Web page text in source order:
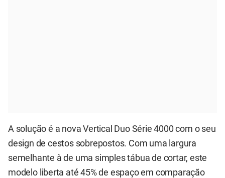
A solução é a nova Vertical Duo Série 4000 com o seu
design de cestos sobrepostos. Com uma largura
semelhante à de uma simples tábua de cortar, este
modelo liberta até 45% de espaço em comparação